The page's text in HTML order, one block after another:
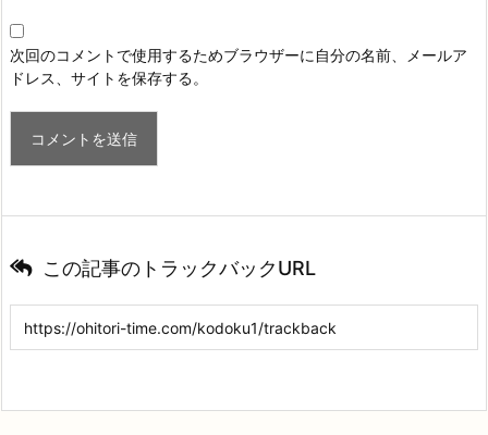
次回のコメントで使用するためブラウザーに自分の名前、メールア
ドレス、サイトを保存する。
この記事のトラックバックURL